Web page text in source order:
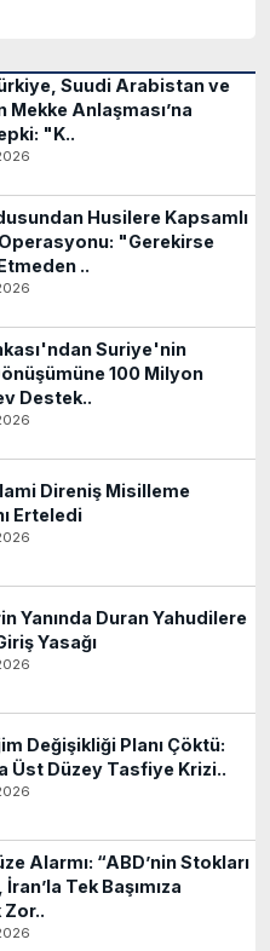
Suudi Arabistan ve
Mekke Anlaşması’na
"K..
Husilere Kapsamlı
"Gerekirse
..
Suriye'nin
100 Milyon
Destek..
Direniş Misilleme
Erteledi
Yanında Duran Yahudilere
Yasağı
Değişikliği Planı Çöktü:
Üst Düzey Tasfiye Krizi..
Alarmı: “ABD’nin Stokları
Tek Başımıza
Zor..